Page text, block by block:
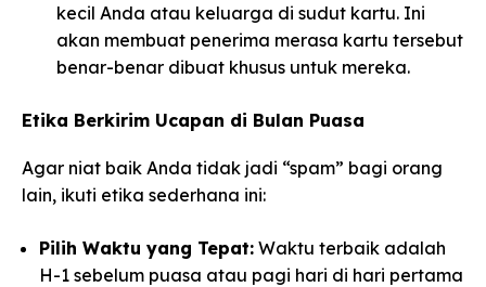
kecil Anda atau keluarga di sudut kartu. Ini
akan membuat penerima merasa kartu tersebut
benar-benar dibuat khusus untuk mereka.
Etika Berkirim Ucapan di Bulan Puasa
Agar niat baik Anda tidak jadi “spam” bagi orang
lain, ikuti etika sederhana ini:
Pilih Waktu yang Tepat: Waktu terbaik adalah
H-1 sebelum puasa atau pagi hari di hari pertama